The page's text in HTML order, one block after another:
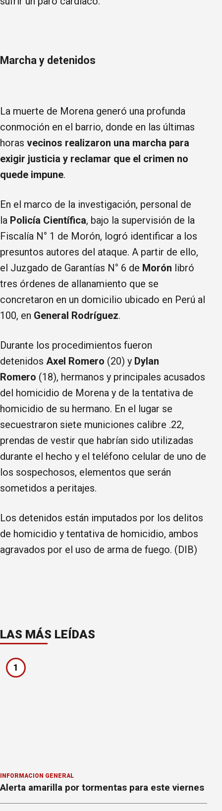
Marcha y detenidos
La muerte de Morena generó una profunda
conmoción en el barrio, donde en las últimas
horas vecinos realizaron una marcha para
exigir justicia y reclamar que el crimen no
quede impune.
En el marco de la investigación, personal de
la Policía Científica, bajo la supervisión de la
Fiscalía N° 1 de Morón, logró identificar a los
presuntos autores del ataque. A partir de ello,
el Juzgado de Garantías N° 6 de Morón libró
tres órdenes de allanamiento que se
concretaron en un domicilio ubicado en Perú al
100, en General Rodríguez.
Durante los procedimientos fueron
detenidos Axel Romero (20) y Dylan
Romero (18), hermanos y principales acusados
del homicidio de Morena y de la tentativa de
homicidio de su hermano. En el lugar se
secuestraron siete municiones calibre .22,
prendas de vestir que habrían sido utilizadas
durante el hecho y el teléfono celular de uno de
los sospechosos, elementos que serán
sometidos a peritajes.
Los detenidos están imputados por los delitos
de homicidio y tentativa de homicidio, ambos
agravados por el uso de arma de fuego. (DIB)
LAS MÁS LEÍDAS
1
INFORMACION GENERAL
Alerta amarilla por tormentas para este viernes